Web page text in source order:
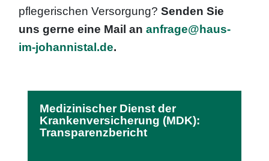
pflegerischen Versorgung?Senden Sie
uns gerne eine Mail ananfrage@haus-
im-johannistal.de.
Medizinischer Dienst der
Krankenversicherung (MDK):
Transparenzbericht